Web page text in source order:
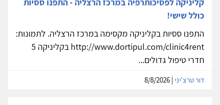
קליניקה לפסיכותרפיה במרכז הרצליה - התפנו ססיות
כולל שישי!
התפנו ססיות בקליניקה מקסימה במרכז הרצליה. לתמונות:
http://www.dortipul.com/clinic4rent בקליניקה 5
חדרי טיפול גדולים...
דור טרצ'יני